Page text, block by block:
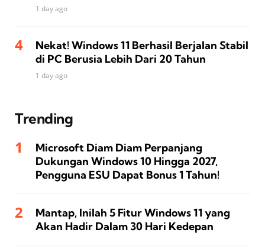
1 day ago
Nekat! Windows 11 Berhasil Berjalan Stabil
di PC Berusia Lebih Dari 20 Tahun
1 day ago
Trending
Microsoft Diam Diam Perpanjang
Dukungan Windows 10 Hingga 2027,
Pengguna ESU Dapat Bonus 1 Tahun!
Mantap, Inilah 5 Fitur Windows 11 yang
Akan Hadir Dalam 30 Hari Kedepan